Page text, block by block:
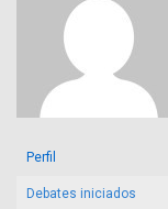
Perfil
Debates iniciados